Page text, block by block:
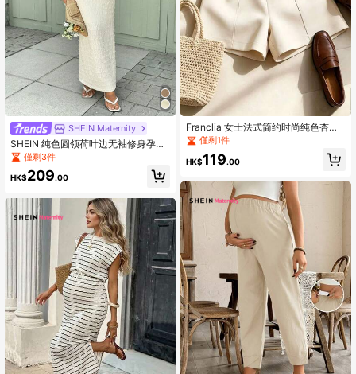
SHEIN Maternity
SHEIN 纯色圆领荷叶边无袖修身孕妇
装，夏季
僅剩3件
HK$209.00
Franclia 女士法式简约时尚纯色杏色
梭织短裤，休闲通勤风，配腰带；复
古高腰A字阔腿；优雅女士短裤；休闲
女士短裤；优雅；女士夏季；休闲
僅剩1件
HK$119.00